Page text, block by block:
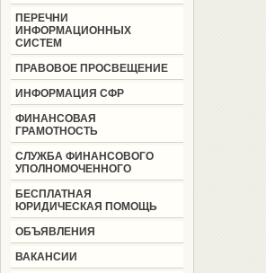
ПЕРЕЧНИ
ИНФОРМАЦИОННЫХ
СИСТЕМ
ПРАВОВОЕ ПРОСВЕЩЕНИЕ
ИНФОРМАЦИЯ СФР
ФИНАНСОВАЯ
ГРАМОТНОСТЬ
СЛУЖБА ФИНАНСОВОГО
УПОЛНОМОЧЕННОГО
БЕСПЛАТНАЯ
ЮРИДИЧЕСКАЯ ПОМОЩЬ
ОБЪЯВЛЕНИЯ
ВАКАНСИИ